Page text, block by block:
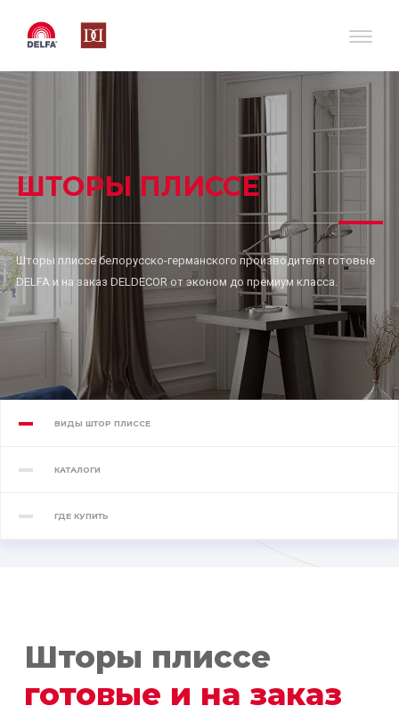
ШТОРЫ ПЛИССЕ
Шторы плиссе белорусско-германского производителя готовые
DELFA и на заказ DELDECOR от эконом до премиум класса.
ВИДЫ ШТОР ПЛИССЕ
КАТАЛОГИ
ГДЕ КУПИТЬ
Шторы плиссе
готовые и на заказ